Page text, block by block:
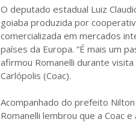
O deputado estadual Luiz
goiaba produzida por
comercializada em mercados
países da Europa. “É mais um
afirmou Romanelli durante
Carlópolis (Coac).
Acompanhado do prefeito
Romanelli lembrou que a Coac